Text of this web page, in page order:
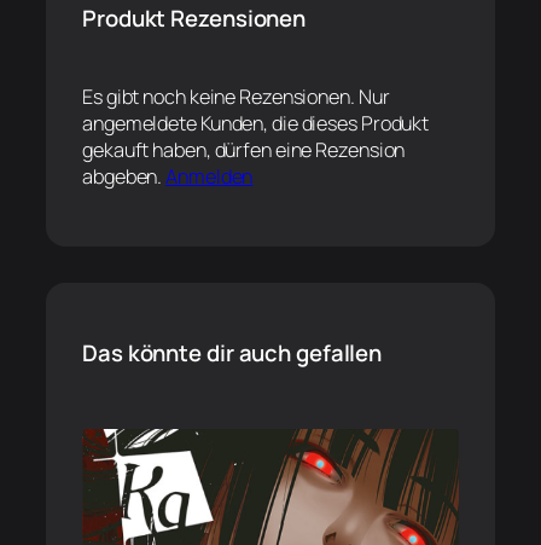
Produkt Rezensionen
Es gibt noch keine Rezensionen. Nur
angemeldete Kunden, die dieses Produkt
gekauft haben, dürfen eine Rezension
abgeben.Anmelden
Das könnte dir auch gefallen